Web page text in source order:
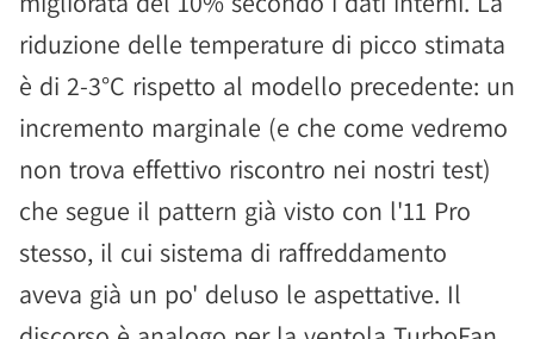
riduzione delle temperature di picco stimata
è di 2-3°C rispetto al modello precedente: un
incremento marginale (e che come vedremo
non trova effettivo riscontro nei nostri test)
che segue il pattern già visto con l'11 Pro
stesso, il cui sistema di raffreddamento
aveva già un po' deluso le aspettative. Il